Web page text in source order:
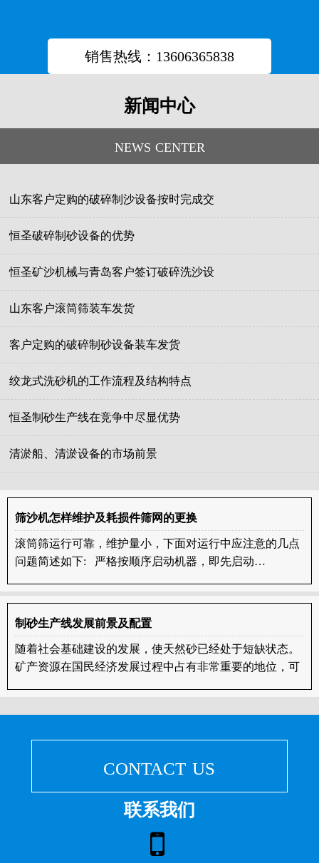
销售热线：13606365838
新闻中心
news center
山东客户定购的破碎制沙设备按时完成交
恒圣破碎制砂设备的优势
恒圣矿沙机械与青岛客户签订破碎洗沙设
山东客户滚筒筛装车发货
客户定购的破碎制砂设备装车发货
绞龙式洗砂机的工作流程及结构特点
恒圣制砂生产线在竞争中尽显优势
清淤船、清淤设备的市场前景
筛沙机怎样维护及耗损件筛网的更换
滚筒筛运行可靠，维护量小，下面对运行中应注意的几点
问题简述如下: 严格按顺序启动机器，即先启动…
制砂生产线发展前景及配置
随着社会基础建设的发展，使天然砂已经处于短缺状态。
矿产资源在国民经济发展过程中占有非常重要的地位，可
contact us
联系我们